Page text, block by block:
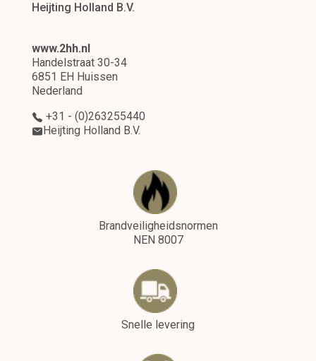
Heijting Holland B.V.
www.2hh.nl
Handelstraat 30-34
6851 EH Huissen
Nederland
+31 - (0)263255440
Heijting Holland B.V.
Brandveiligheidsnormen
NEN 8007
Snelle levering